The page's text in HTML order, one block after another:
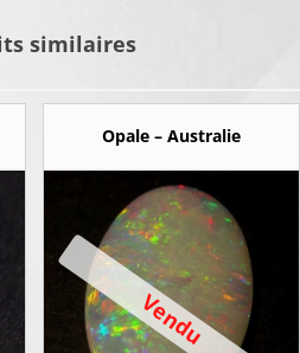
similaires
Opale – Australie
Vendu